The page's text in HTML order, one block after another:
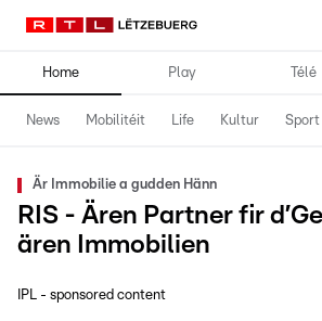
Home Play Télé
News Mobilitéit Life Kultur Sport
Är Immobilie a gudden Hänn
RIS - Ären Partner fir
ären Immobilien
IPL - sponsored content